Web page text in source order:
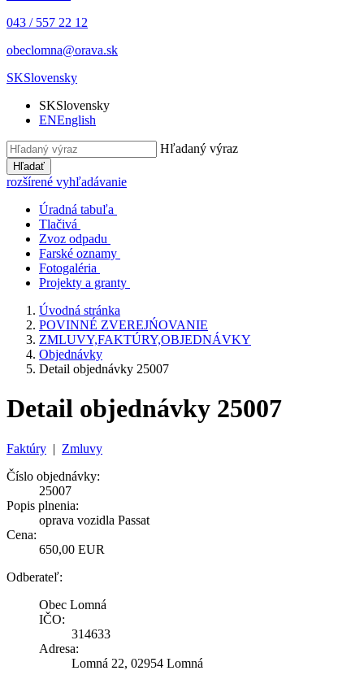
043 / 557 22 12
obeclomna@orava.sk
SKSlovensky
SKSlovensky
ENEnglish
Hľadaný výraz
Hľadať
rozšírené vyhľadávanie
Úradná tabuľa
Tlačivá
Zvoz odpadu
Farské oznamy
Fotogaléria
Projekty a granty
Úvodná stránka
POVINNÉ ZVEREJŃOVANIE
ZMLUVY,FAKTÚRY,OBJEDNÁVKY
Objednávky
Detail objednávky 25007
Detail objednávky 25007
Faktúry | Zmluvy
Číslo objednávky:
25007
Popis plnenia:
oprava vozidla Passat
Cena:
650,00 EUR
Odberateľ:
Obec Lomná
IČO:
314633
Adresa:
Lomná 22, 02954 Lomná